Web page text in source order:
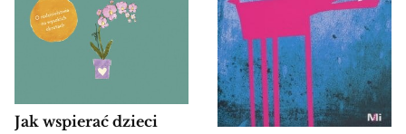
Jak wspierać dzieci